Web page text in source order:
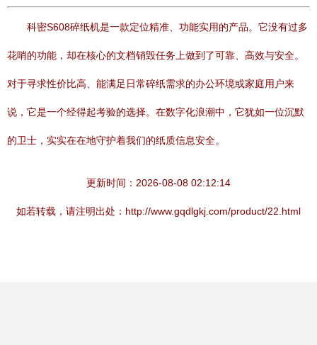
科密S608碎纸机是一款定位精准、功能实用的产品。它没有过多
花哨的功能，却在核心的文档销毁任务上做到了可靠、高效与安全。
对于寻求性价比高、能满足日常碎纸需求的办公环境或家庭用户来
说，它是一个经得起考验的选择。在数字化浪潮中，它犹如一位沉默
的卫士，实实在在地守护着我们的纸质信息安全。
更新时间：2026-08-08 02:12:14
如若转载，请注明出处：http://www.gqdlgkj.com/product/22.html